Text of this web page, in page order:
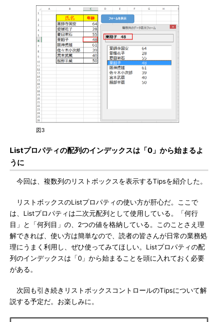
図3
Listプロパティの配列のインデックスは「0」から始まるよ
うに
今回は、複数列のリストボックスを表示するTipsを紹介した。
リストボックスのListプロパティの使い方が肝心だ。ここで
は、Listプロパティは二次元配列として使用している。「何行
目」と「何列目」の、2つの値を格納している。このことさえ理
解できれば、使い方は簡単なので、読者の皆さんが日常の業務処
理にうまく利用し、ぜひ使ってみてほしい。Listプロパティの配
列のインデックスは「0」から始まることを頭に入れておく必要
がある。
次回も引き続きリストボックスコントロールのTipsについて解
説する予定だ。お楽しみに。